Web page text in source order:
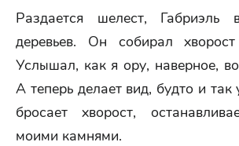
Раздается шелест, Габриэль
деревьев. Он собирал
Услышал, как я ору, наверное,
А теперь делает вид, будто и
бросает хворост,
моими камнями.